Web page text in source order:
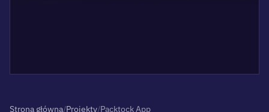
Strona główna/Projekty/Packtock App